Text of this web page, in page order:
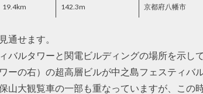
19.4km 142.3m 京都府八幡市
通せます。
バルタワーと関電ビルディングの場所を示し
ーの右）の超高層ビルが中之島フェスティバ
山大観覧車の一部も重なっていますが、この